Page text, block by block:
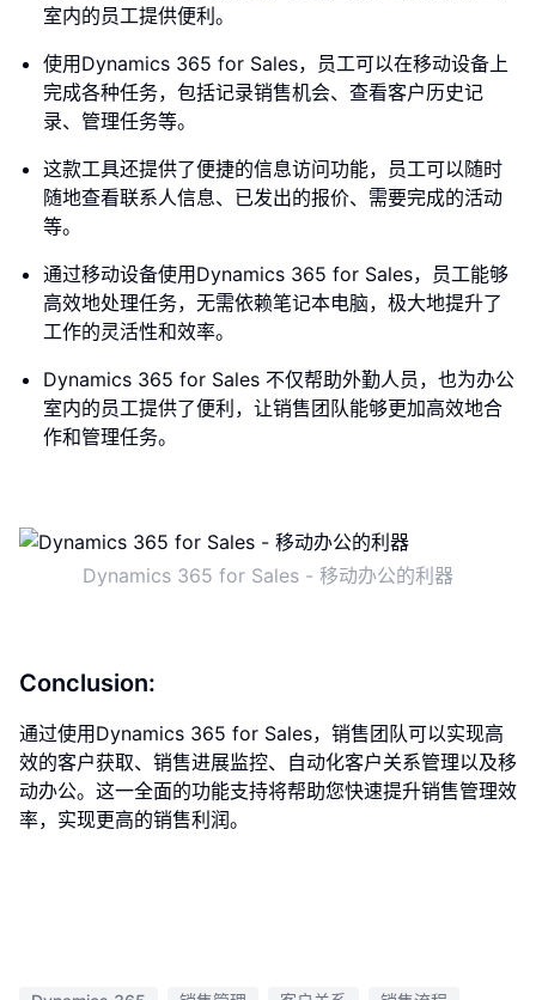
室内的员工提供便利。
使用Dynamics 365 for Sales，员工可以在移动设备上
完成各种任务，包括记录销售机会、查看客户历史记
录、管理任务等。
这款工具还提供了便捷的信息访问功能，员工可以随时
随地查看联系人信息、已发出的报价、需要完成的活动
等。
通过移动设备使用Dynamics 365 for Sales，员工能够
高效地处理任务，无需依赖笔记本电脑，极大地提升了
工作的灵活性和效率。
Dynamics 365 for Sales 不仅帮助外勤人员，也为办公
室内的员工提供了便利，让销售团队能够更加高效地合
作和管理任务。
Dynamics 365 for Sales - 移动办公的利器
Conclusion:
通过使用Dynamics 365 for Sales，销售团队可以实现高
效的客户获取、销售进展监控、自动化客户关系管理以及移
动办公。这一全面的功能支持将帮助您快速提升销售管理效
率，实现更高的销售利润。